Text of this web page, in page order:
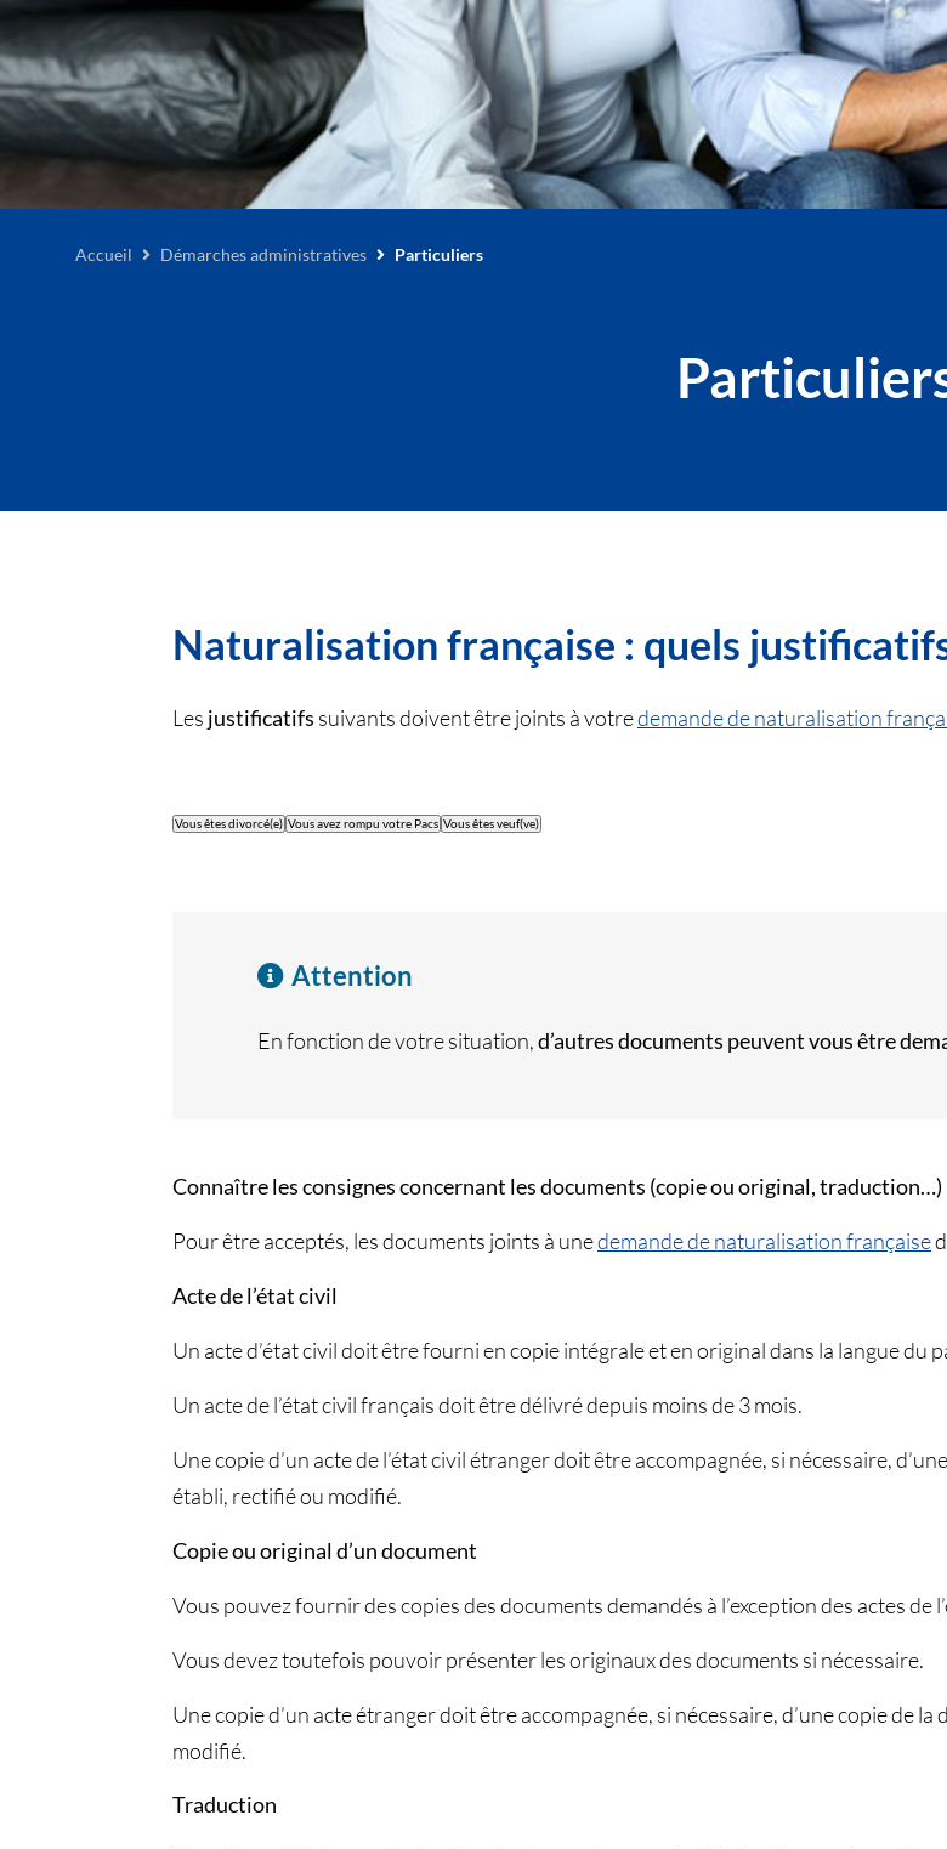
Accueil Démarches administratives Particuliers
Naturalisation française : quels
Les justificatifs suivants doivent être joints à votredemande de naturalisation
Vous êtes divorcé(e) Vous avez rompu votre Pacs Vous êtes veuf(ve)
Attention
En fonction de votre situation,d’autres documents peuvent vous être
Connaître les consignes concernant les documents (copie ou original, traduction…)
Pour être acceptés, les documents joints à unedemande de naturalisation française
Acte de l’état civil
Un acte d’état civil doit être fourni en copie intégrale et en original dans la langue du
Un acte de l’état civil français doit être délivré depuis moins de 3 mois.
Une copie d’un acte de l’état civil étranger doit être accompagnée, si nécessaire,
établi, rectifié ou modifié.
Copie ou original d’un document
Vous pouvez fournir des copies des documents demandés à l’exception des actes de
Vous devez toutefois pouvoir présenter les originaux des documents si nécessaire.
Une copie d’un acte étranger doit être accompagnée, si nécessaire, d’une copie de
modifié.
Traduction